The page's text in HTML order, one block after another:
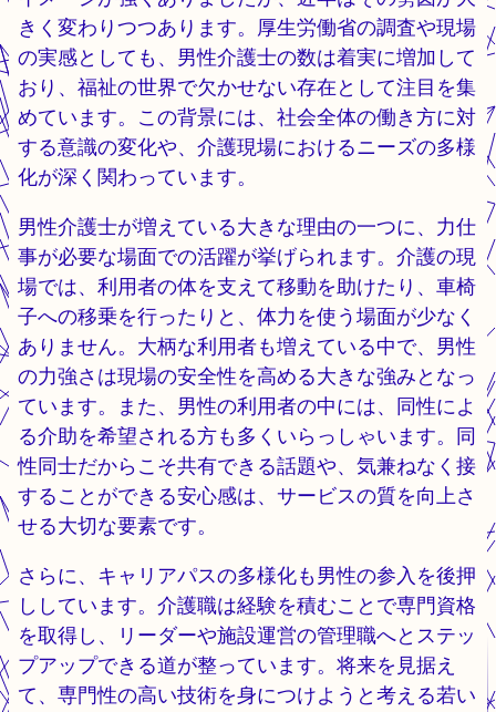
きく変わりつつあります。厚生労働省の調査や現場
の実感としても、男性介護士の数は着実に増加して
おり、福祉の世界で欠かせない存在として注目を集
めています。この背景には、社会全体の働き方に対
する意識の変化や、介護現場におけるニーズの多様
化が深く関わっています。
男性介護士が増えている大きな理由の一つに、力仕
事が必要な場面での活躍が挙げられます。介護の現
場では、利用者の体を支えて移動を助けたり、車椅
子への移乗を行ったりと、体力を使う場面が少なく
ありません。大柄な利用者も増えている中で、男性
の力強さは現場の安全性を高める大きな強みとなっ
ています。また、男性の利用者の中には、同性によ
る介助を希望される方も多くいらっしゃいます。同
性同士だからこそ共有できる話題や、気兼ねなく接
することができる安心感は、サービスの質を向上さ
せる大切な要素です。
さらに、キャリアパスの多様化も男性の参入を後押
ししています。介護職は経験を積むことで専門資格
を取得し、リーダーや施設運営の管理職へとステッ
プアップできる道が整っています。将来を見据え
て、専門性の高い技術を身につけようと考える若い